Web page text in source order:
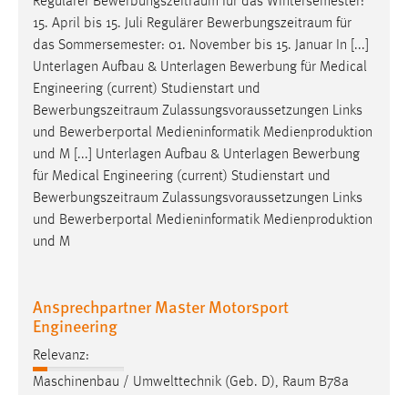
15. April bis 15. Juli Regulärer Bewerbungszeitraum für
das Sommersemester: 01. November bis 15. Januar In [...]
Unterlagen Aufbau & Unterlagen Bewerbung für Medical
Engineering (current) Studienstart und
Bewerbungszeitraum Zulassungsvoraussetzungen Links
und Bewerberportal Medieninformatik Medienproduktion
und M [...] Unterlagen Aufbau & Unterlagen Bewerbung
für Medical Engineering (current) Studienstart und
Bewerbungszeitraum Zulassungsvoraussetzungen Links
und Bewerberportal Medieninformatik Medienproduktion
und M
Ansprechpartner Master Motorsport
Engineering
Relevanz:
Maschinenbau / Umwelttechnik (Geb. D), Raum B78a